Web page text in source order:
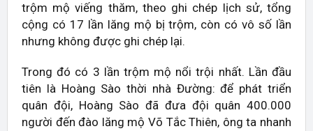
trộm mộ viếng thăm, theo ghi chép lịch sử, tổng
cộng có 17 lần lăng mộ bị trộm, còn có vô số lần
nhưng không được ghi chép lại.
Trong đó có 3 lần trộm mộ nổi trội nhất. Lần đầu
tiên là Hoàng Sào thời nhà Đường: để phát triển
quân đội, Hoàng Sào đã đưa đội quân 400.000
người đến đào lăng mộ Võ Tắc Thiên, ông ta nhanh